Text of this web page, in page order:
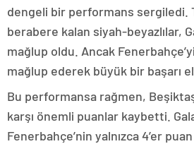
dengeli bir performans sergiledi.
berabere kalan siyah-beyazlılar,
mağlup oldu. Ancak
mağlup ederek büyük bir başarı
Bu performansa rağmen,
karşı önemli puanlar kaybetti.
Fenerbahçe’nin yalnızca 4’er